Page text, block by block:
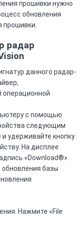
прошивки нужно
обновления
прошивки.
радар
данного радар-
с помощью
следующим
удерживайте кнопку
На дисплее
«Download®».
обновления базы
Нажмите «File